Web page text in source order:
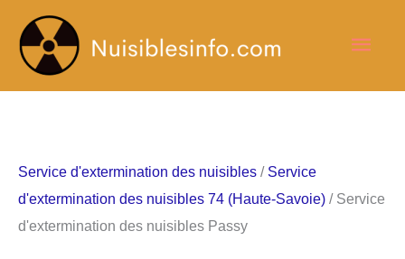
contenu
Service d'extermination des nuisibles / Service
d'extermination des nuisibles 74 (Haute-Savoie) / Service
d'extermination des nuisibles Passy